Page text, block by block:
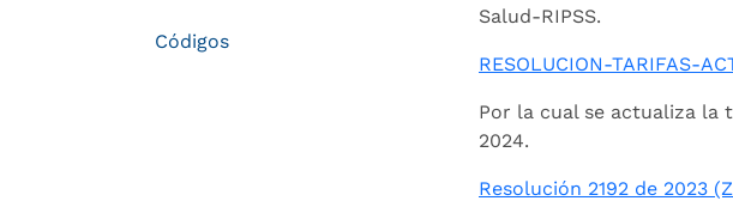
Códigos
Salud-RIPSS.
RESOLUCION-TARIFAS-
Por la cual se actualiza la
2024.
Resolución 2192 de 2023